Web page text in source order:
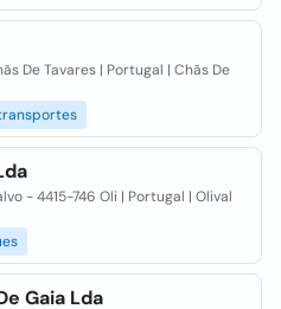
De Tavares | Portugal | Chãs De
- 4415-746 Oli | Portugal | Olival
Gaia Lda